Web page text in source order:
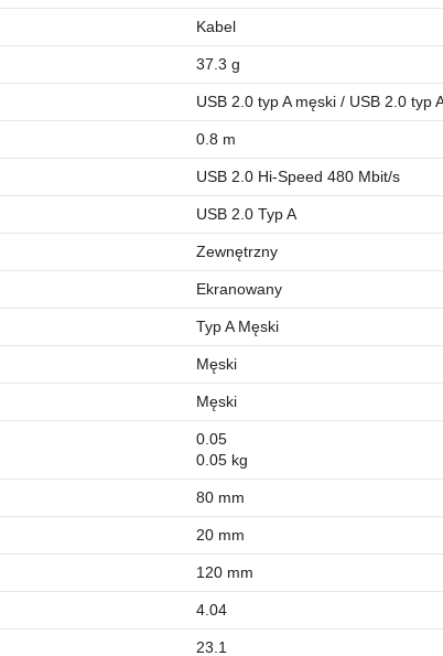
Kabel
37.3 g
USB 2.0 typ A męski / USB 2.0 typ
0.8 m
USB 2.0 Hi-Speed 480 Mbit/s
USB 2.0 Typ A
Zewnętrzny
Ekranowany
Typ A Męski
Męski
Męski
0.05
0.05 kg
80 mm
20 mm
120 mm
4.04
23.1